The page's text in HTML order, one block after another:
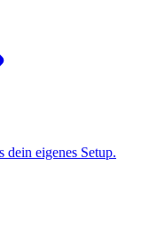
dein eigenes Setup.